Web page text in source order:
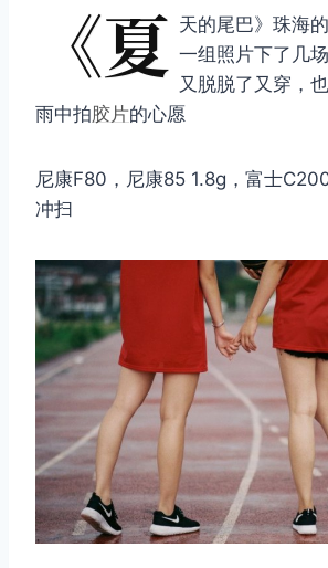
《夏 天的尾巴》珠海
一组照片下了几
又脱脱了又穿，
雨中拍胶片的心愿
尼康F80，尼康85 1.8g，富士
冲扫